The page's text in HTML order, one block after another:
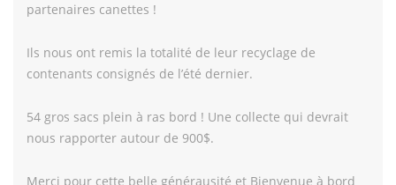
partenaires canettes !
Ils nous ont remis la totalité de leur recyclage de
contenants consignés de l’été dernier.
54 gros sacs plein à ras bord ! Une collecte qui devrait
nous rapporter autour de 900$.
Merci pour cette belle générausité et Bienvenue à bord